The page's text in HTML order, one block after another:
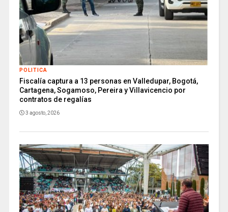
POLITICA
Fiscalía captura a 13 personas en Valledupar, Bogotá,
Cartagena, Sogamoso, Pereira y Villavicencio por
contratos de regalías
3 agosto, 2026